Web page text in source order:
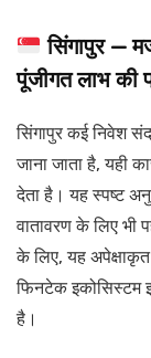
सिंगापुर —
पूंजीगत लाभ की
सिंगापुर कई निवेश
जाना जाता है, यही
देता है। यह स्पष्ट
वातावरण के लिए भी
के लिए, यह
फिनटेक इकोसिस्टम
है।